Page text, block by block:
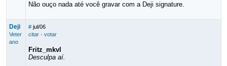
Não ouço nada até você gravar com a Deji signature.
Deji
Veter
ano
# jul/06
citar· votar
Fritz_mkvl
Desculpa aí.